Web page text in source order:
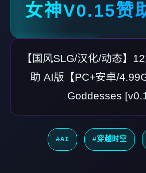
女神V0.15赞
【国风SLG/汉化/动态】
助 AI版【PC+安卓/
Goddesses
#AI #穿越时空